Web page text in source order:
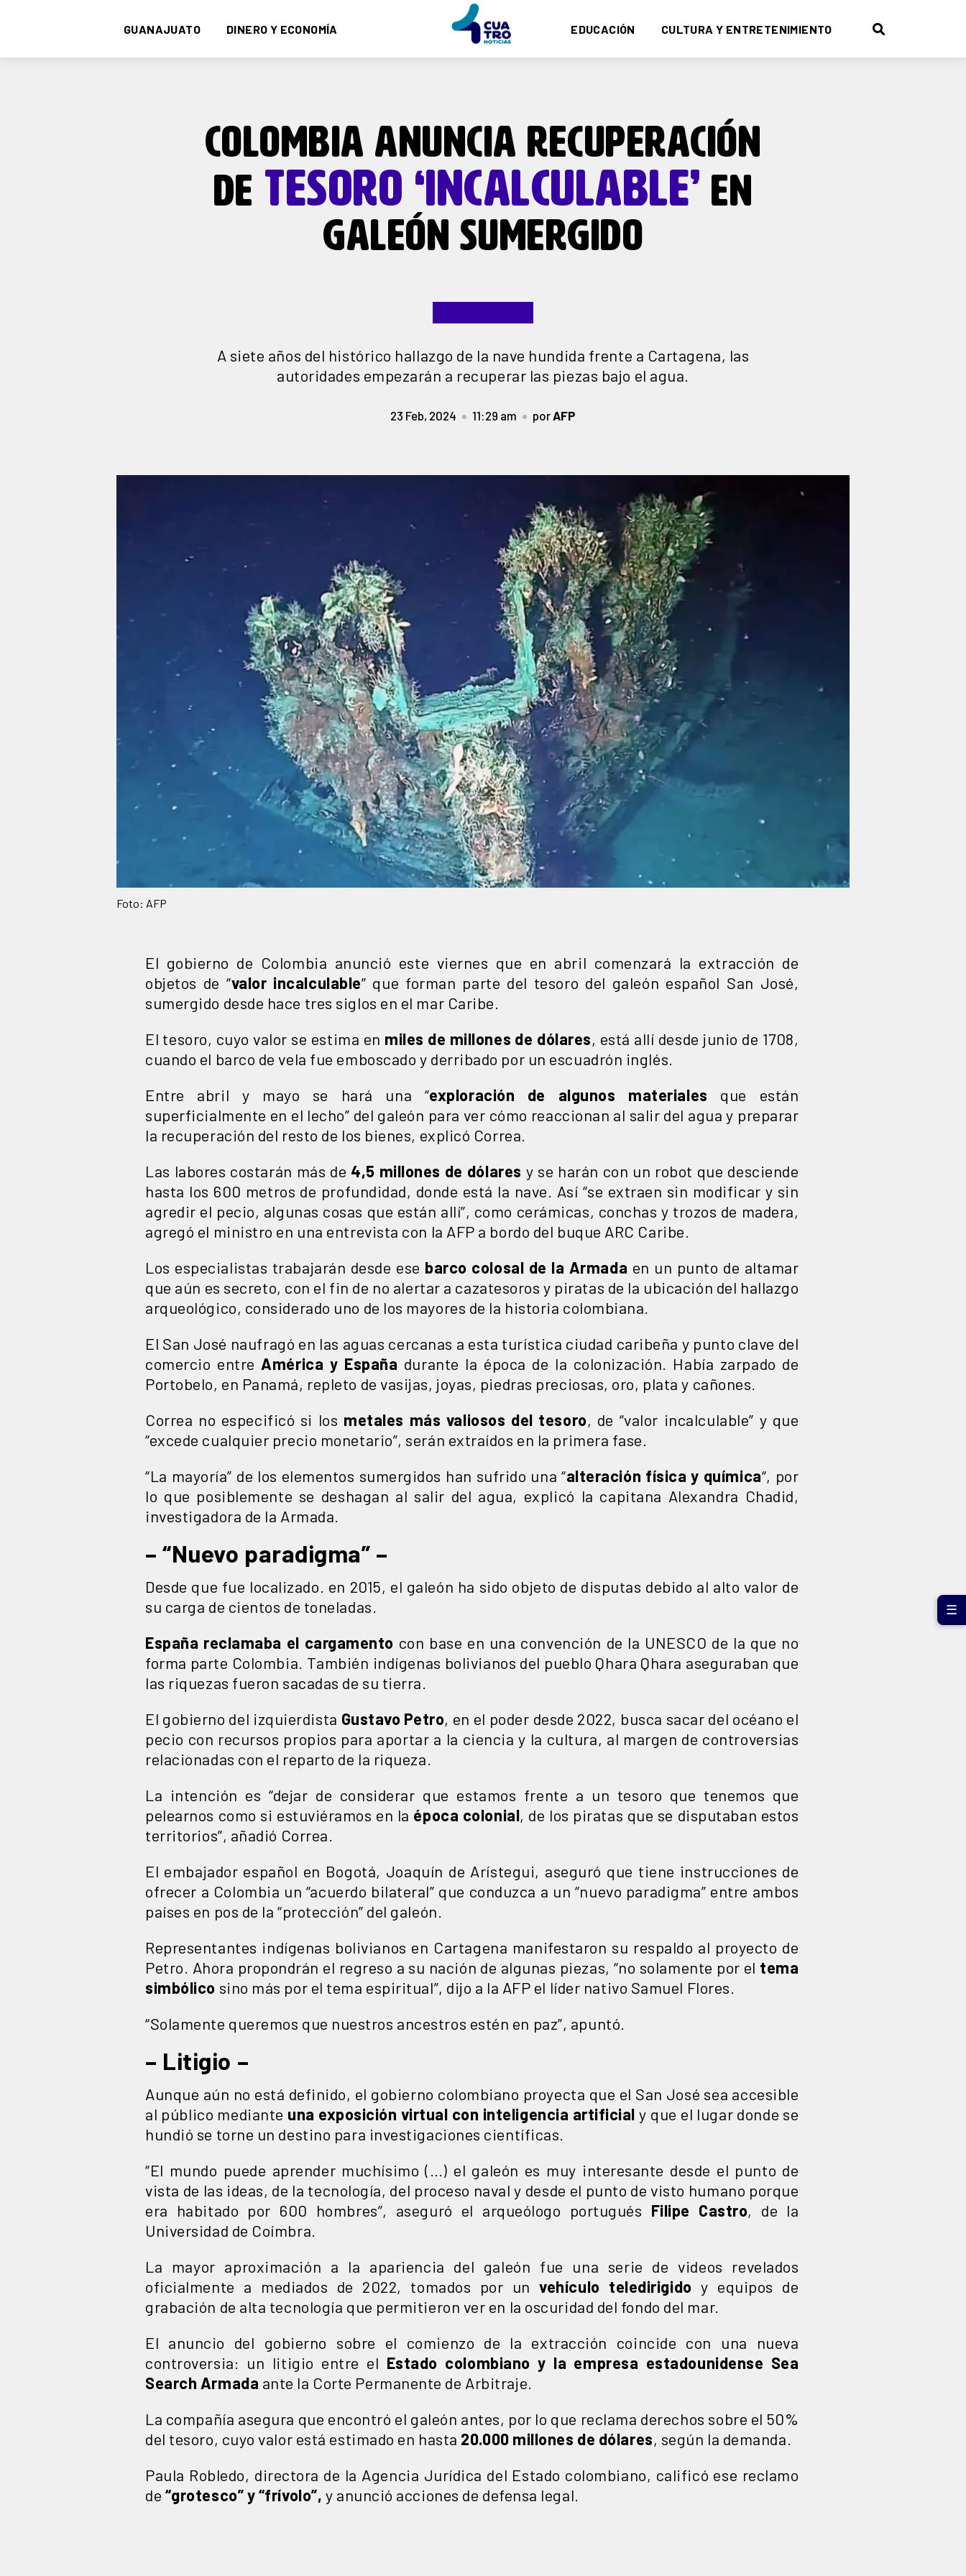
GUANAJUATO DINERO Y ECONOMÍA EDUCACIÓN CULTURA Y ENTRETENIMIENTO
COLOMBIA ANUNCIA RECUPERACIÓN
DE TESORO ‘INCALCULABLE’ EN
GALEÓN SUMERGIDO
A siete años del histórico hallazgo de la nave hundida frente a Cartagena, las
autoridades empezarán a recuperar las piezas bajo el agua.
23 Feb, 2024 11:29 am porAFP
Foto: AFP
El gobierno de Colombia anunció este viernes que en abril comenzará la extracción de
objetos de “valor incalculable” que forman parte del tesoro del galeón español San José,
sumergido desde hace tres siglos en el mar Caribe.
El tesoro, cuyo valor se estima en miles de millones de dólares, está allí desde junio de 1708,
cuando el barco de vela fue emboscado y derribado por un escuadrón inglés.
Entre abril y mayo se hará una “exploración de algunos materiales que están
superficialmente en el lecho” del galeón para ver cómo reaccionan al salir del agua y preparar
la recuperación del resto de los bienes, explicó Correa.
Las labores costarán más de 4,5 millones de dólares y se harán con un robot que desciende
hasta los 600 metros de profundidad, donde está la nave. Así “se extraen sin modificar y sin
agredir el pecio, algunas cosas que están allí”, como cerámicas, conchas y trozos de madera,
agregó el ministro en una entrevista con la AFP a bordo del buque ARC Caribe.
Los especialistas trabajarán desde ese barco colosal de la Armada en un punto de altamar
que aún es secreto, con el fin de no alertar a cazatesoros y piratas de la ubicación del hallazgo
arqueológico, considerado uno de los mayores de la historia colombiana.
El San José naufragó en las aguas cercanas a esta turística ciudad caribeña y punto clave del
comercio entre América y España durante la época de la colonización. Había zarpado de
Portobelo, en Panamá, repleto de vasijas, joyas, piedras preciosas, oro, plata y cañones.
Correa no especificó si los metales más valiosos del tesoro, de “valor incalculable” y que
“excede cualquier precio monetario”, serán extraídos en la primera fase.
“La mayoría” de los elementos sumergidos han sufrido una “alteración física y química“, por
lo que posiblemente se deshagan al salir del agua, explicó la capitana Alexandra Chadid,
investigadora de la Armada.
– “Nuevo paradigma” –
Desde que fue localizado. en 2015, el galeón ha sido objeto de disputas debido al alto valor de
su carga de cientos de toneladas.
España reclamaba el cargamento con base en una convención de la UNESCO de la que no
forma parte Colombia. También indígenas bolivianos del pueblo Qhara Qhara aseguraban que
las riquezas fueron sacadas de su tierra.
El gobierno del izquierdista Gustavo Petro, en el poder desde 2022, busca sacar del océano el
pecio con recursos propios para aportar a la ciencia y la cultura, al margen de controversias
relacionadas con el reparto de la riqueza.
La intención es “dejar de considerar que estamos frente a un tesoro que tenemos que
pelearnos como si estuviéramos en la época colonial, de los piratas que se disputaban estos
territorios”, añadió Correa.
El embajador español en Bogotá, Joaquín de Arístegui, aseguró que tiene instrucciones de
ofrecer a Colombia un “acuerdo bilateral” que conduzca a un “nuevo paradigma” entre ambos
países en pos de la “protección” del galeón.
Representantes indígenas bolivianos en Cartagena manifestaron su respaldo al proyecto de
Petro. Ahora propondrán el regreso a su nación de algunas piezas, “no solamente por el tema
simbólico sino más por el tema espiritual”, dijo a la AFP el líder nativo Samuel Flores.
“Solamente queremos que nuestros ancestros estén en paz”, apuntó.
– Litigio –
Aunque aún no está definido, el gobierno colombiano proyecta que el San José sea accesible
al público mediante una exposición virtual con inteligencia artificial y que el lugar donde se
hundió se torne un destino para investigaciones científicas.
“El mundo puede aprender muchísimo (…) el galeón es muy interesante desde el punto de
vista de las ideas, de la tecnología, del proceso naval y desde el punto de visto humano porque
era habitado por 600 hombres”, aseguró el arqueólogo portugués Filipe Castro, de la
Universidad de Coímbra.
La mayor aproximación a la apariencia del galeón fue una serie de videos revelados
oficialmente a mediados de 2022, tomados por unvehículo teledirigido y equipos de
grabación de alta tecnología que permitieron ver en la oscuridad del fondo del mar.
El anuncio del gobierno sobre el comienzo de la extracción coincide con una nueva
controversia: un litigio entre el Estado colombiano y la empresa estadounidense Sea
Search Armada ante la Corte Permanente de Arbitraje.
La compañía asegura que encontró el galeón antes, por lo que reclama derechos sobre el 50%
del tesoro, cuyo valor está estimado en hasta 20.000 millones de dólares, según la demanda.
Paula Robledo, directora de la Agencia Jurídica del Estado colombiano, calificó ese reclamo
de “grotesco” y “frívolo”, y anunció acciones de defensa legal.
☰